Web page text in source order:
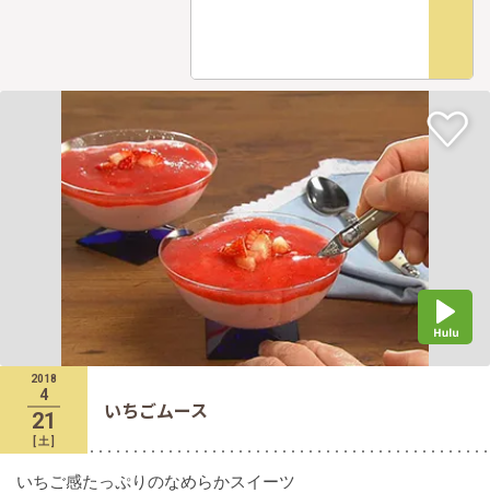
2018
4
21
土
いちごムース
いちご感たっぷりのなめらかスイーツ